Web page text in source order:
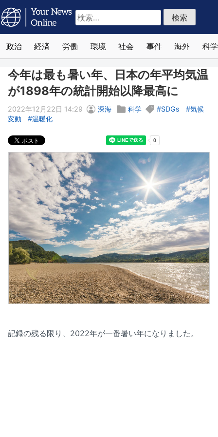
検
索:
政治 経済 労働 環境 社会 事件 海外 科学
今年は最も暑い年、日本の年平均気温
が1898年の統計開始以降最高に
2022年12月22日 14:29 深海 科学 SDGs
気候
変動
温暖化
記録の残る限り、2022年が一番暑い年になりました。